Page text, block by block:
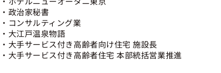
政治家秘書
コンサルティング業
大江戸温泉物語
大手サービス付き高齢者向け住宅 施設長
大手サービス付き高齢者住宅 本部統括営業推進